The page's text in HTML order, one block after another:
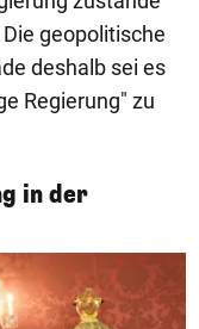
geopolitische
deshalb sei es
Regierung" zu
in der